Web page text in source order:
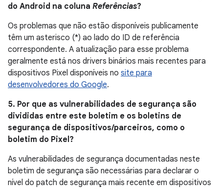
do Android na coluna Referências?
Os problemas que não estão disponíveis publicamente
têm um asterisco (*) ao lado do ID de referência
correspondente. A atualização para esse problema
geralmente está nos drivers binários mais recentes para
dispositivos Pixel disponíveis no site para
desenvolvedores do Google.
5. Por que as vulnerabilidades de segurança são
divididas entre este boletim e os boletins de
segurança de dispositivos/parceiros, como o
boletim do Pixel?
As vulnerabilidades de segurança documentadas neste
boletim de segurança são necessárias para declarar o
nível do patch de segurança mais recente em dispositivos